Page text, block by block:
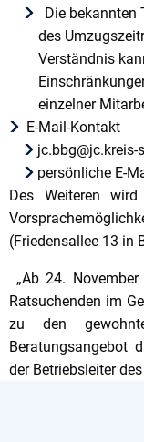
Die bekannten
des
Verständnis
einzelner
E-Mail-Kontakt
persönliche E-
Des Weiteren
(Friedensallee 13 in
„Ab 24.
Ratsuchenden im
zu den
Beratungsangebot
der Betriebsleiter